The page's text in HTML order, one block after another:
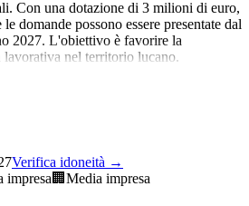
Con una dotazione di 3 milioni di euro,
domande possono essere presentate dal
2027. L'obiettivo è favorire la
nel territorio lucano.
Verifica idoneità →
impresa 🏢 Media impresa